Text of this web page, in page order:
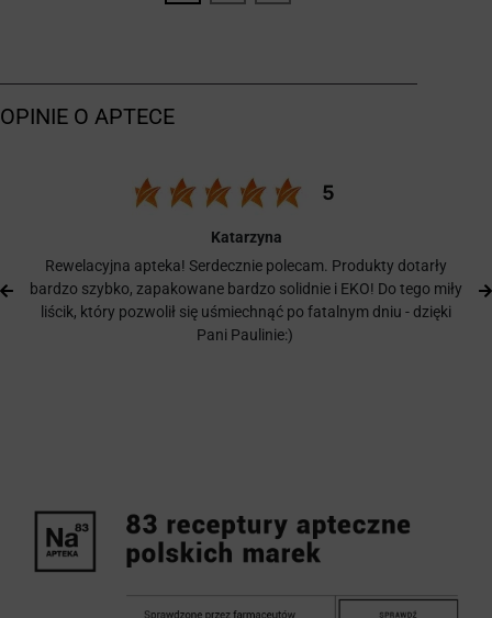
Katarzyna
Rewelacyjna apteka! Serdecznie polecam. Produkty dotarły
bardzo szybko, zapakowane bardzo solidnie i EKO! Do tego miły
liścik, który pozwolił się uśmiechnąć po fatalnym dniu - dzięki
Pani Paulinie:)